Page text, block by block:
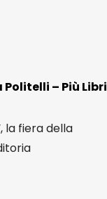
– Più Libri
la fiera della